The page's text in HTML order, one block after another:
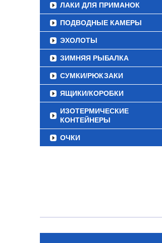
ЛАКИ ДЛЯ ПРИМАНОК
ПОДВОДНЫЕ КАМЕРЫ
ЭХОЛОТЫ
ЗИМНЯЯ РЫБАЛКА
СУМКИ/РЮКЗАКИ
ЯЩИКИ/КОРОБКИ
ИЗОТЕРМИЧЕСКИЕ
КОНТЕЙНЕРЫ
ОЧКИ